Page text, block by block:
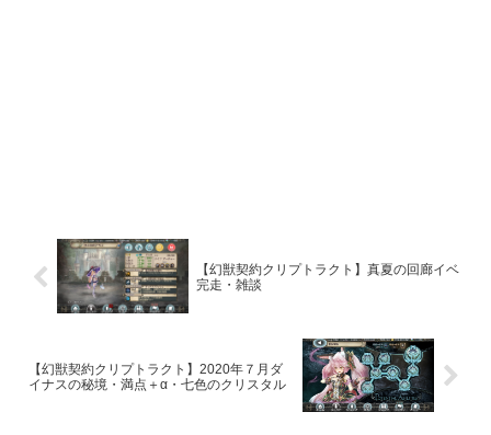
【幻獣契約クリプトラクト】真夏の回廊イベ
完走・雑談
【幻獣契約クリプトラクト】2020年７月ダ
イナスの秘境・満点＋α・七色のクリスタル